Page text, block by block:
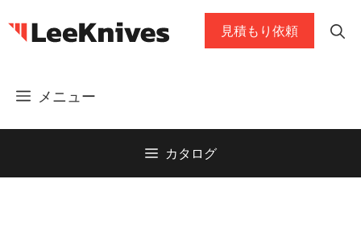
ン
ッ
メニュー
見積もり依頼
カタログ